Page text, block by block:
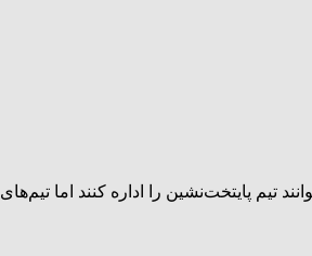
پایتخت‌نشین را اداره کنند اما